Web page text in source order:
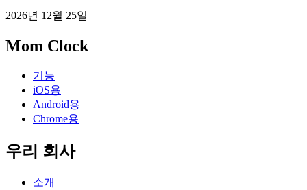
2026년 12월 25일
Mom Clock
기능
iOS용
Android용
Chrome용
우리 회사
소개